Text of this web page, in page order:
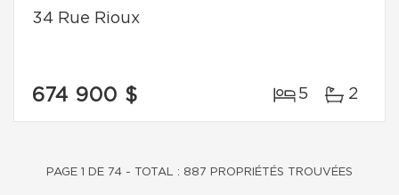
34 Rue Rioux
674 900 $ 5 2
PAGE 1 DE 74 - TOTAL : 887 PROPRIÉTÉS TROUVÉES